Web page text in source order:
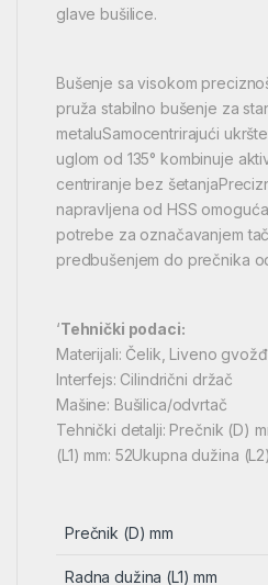
glave bušilice.
Bušenje sa visokom
pruža stabilno bušenje za
metaluSamocentrirajući
uglom od 135° kombinuje
centriranje bez
napravljena od HSS
potrebe za označavanjem
predbušenjem do prečnika
‘Tehnički podaci:
Materijali: Čelik, Liveno
Interfejs: Cilindrični držač
Mašine: Bušilica/odvrtač
Tehnički detalji: Prečnik (D)
(L1) mm: 52Ukupna dužina
Prečnik (D) mm
Radna dužina (L1) mm